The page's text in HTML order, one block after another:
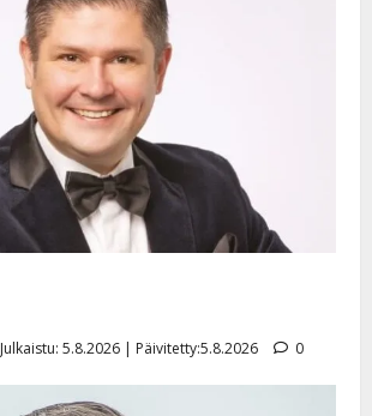
Julkaistu: 5.8.2026 | Päivitetty:5.8.2026 0